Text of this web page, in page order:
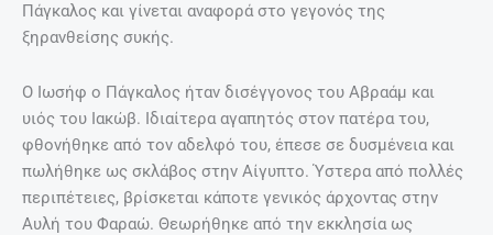
Πάγκαλος και γίνεται αναφορά στο γεγονός της
ξηρανθείσης συκής.
Ο Ιωσήφ ο Πάγκαλος ήταν δισέγγονος του Αβραάμ και
υιός του Ιακώβ. Ιδιαίτερα αγαπητός στον πατέρα του,
φθονήθηκε από τον αδελφό του, έπεσε σε δυσμένεια και
πωλήθηκε ως σκλάβος στην Αίγυπτο. Ύστερα από πολλές
περιπέτειες, βρίσκεται κάποτε γενικός άρχοντας στην
Αυλή του Φαραώ. Θεωρήθηκε από την εκκλησία ως